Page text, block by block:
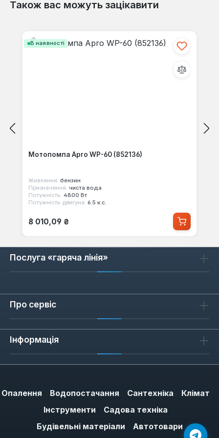
Також вас можуть зацікавити
В наявності
Мотопомпа Apro WP-60 (852136)
Живлення: бензин
Призначення: чиста вода
Потужність: 4800 Вт
Потужність двигуна: 6.5 к.с.
Звичайна ціна:
8 010,09 ₴
Послуга «гаряча лінія»
Про сервіс
Інформація
Опалення Водопостачання Сантехніка
Клімат
Інструменти
Садова техніка
Будівельні матеріали
Автотовари